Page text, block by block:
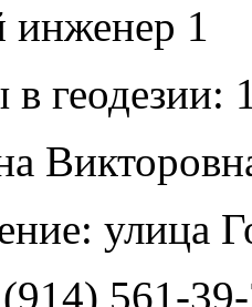
инженер 1
геодезии:
улица
561-